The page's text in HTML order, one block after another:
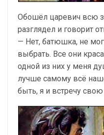
Обошёл царевич всю
разглядел и говорит
— Нет, батюшка, не
выбрать. Все они
одной из них у меня
лучше самому всё
быть, я и встречу